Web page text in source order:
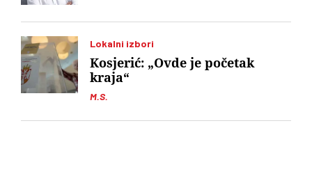
Lokalni izbori
M.S.
Kosjerić: „Ovde je početak
kraja“